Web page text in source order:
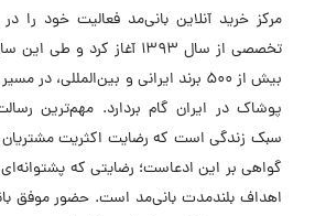
مرکز خرید آنلاین بانی‌مد فعالیت خود را
تخصصی از سال ۱۳۹۳ آغاز کرد
بیش از ۵۰۰ برند ایرانی و بین‌المللی،
پوشاک در ایران گام بردارد. مهم‌ترین
سبک زندگی است که رضایت اکثریت مشتریان
گواهی بر این ادعاست؛ رضایتی که
اهداف بلندمدت بانی‌مد است. حضور موفق